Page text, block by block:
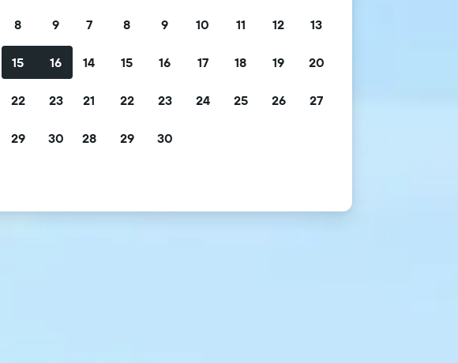
8 9
15 16
22 23
29 30
7 8 9 10 11 12 13
14 15 16 17 18 19 20
21 22 23 24 25 26 27
28 29 30